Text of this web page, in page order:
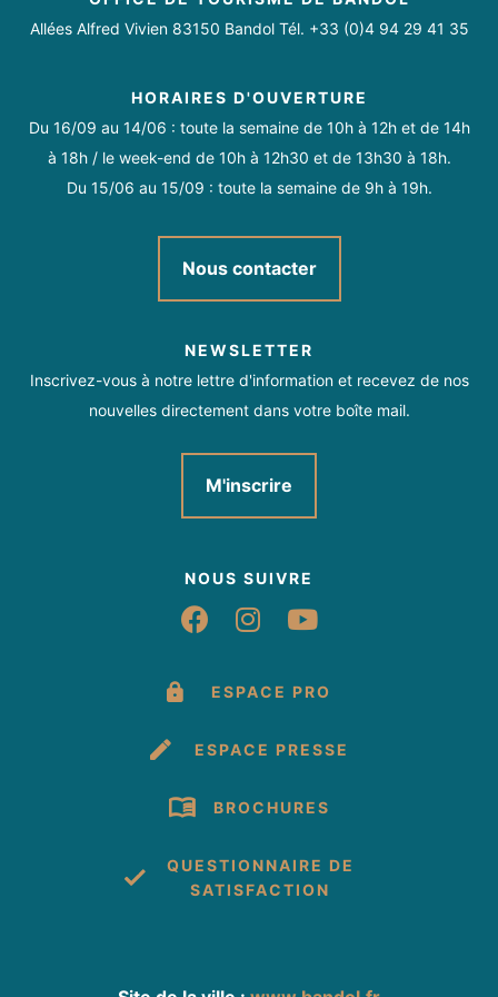
Allées Alfred Vivien 83150 Bandol Tél. +33 (0)4 94 29 41 35
HORAIRES D'OUVERTURE
Du 16/09 au 14/06 : toute la semaine de 10h à 12h et de 14h
à 18h / le week-end de 10h à 12h30 et de 13h30 à 18h.
Du 15/06 au 15/09 : toute la semaine de 9h à 19h.
Nous contacter
NEWSLETTER
Inscrivez-vous à notre lettre d'information et recevez de nos
nouvelles directement dans votre boîte mail.
M'inscrire
NOUS SUIVRE
Suivez-nous sur
Suivez-nous sur
Suivez-nous
ESPACE PRO
ESPACE PRESSE
BROCHURES
QUESTIONNAIRE DE
SATISFACTION